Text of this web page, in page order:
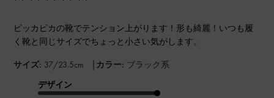
ピッカピカの靴でテンション上がります！形も綺麗！いつも履
く靴と同じサイズでちょっと小さい気がします。
サイズ: 37/23.5cm | カラー: ブラック系
デザイン